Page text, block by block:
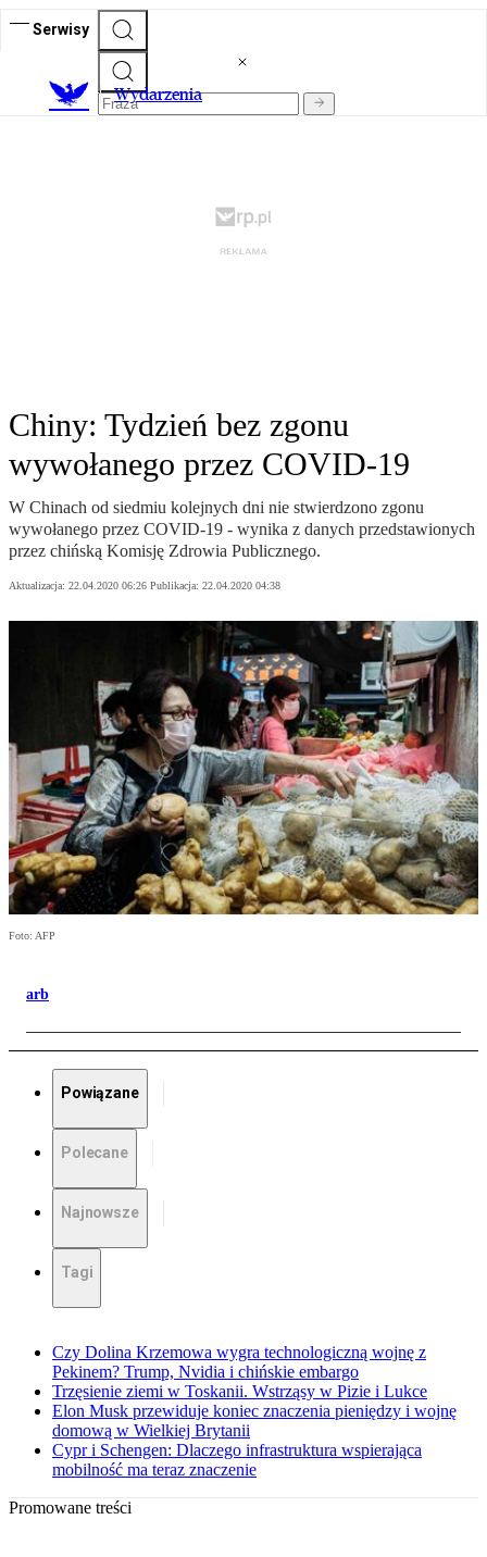
Serwisy
Wydarzenia
Chiny: Tydzień bez zgonu
wywołanego przez COVID-19
W Chinach od siedmiu kolejnych dni nie stwierdzono zgonu
wywołanego przez COVID-19 - wynika z danych przedstawionych
przez chińską Komisję Zdrowia Publicznego.
Aktualizacja: 22.04.2020 06:26 Publikacja: 22.04.2020 04:38
Foto: AFP
arb
Powiązane
Polecane
Najnowsze
Tagi
Czy Dolina Krzemowa wygra technologiczną wojnę z
Pekinem? Trump, Nvidia i chińskie embargo
Trzęsienie ziemi w Toskanii. Wstrząsy w Pizie i Lukce
Elon Musk przewiduje koniec znaczenia pieniędzy i wojnę
domową w Wielkiej Brytanii
Cypr i Schengen: Dlaczego infrastruktura wspierająca
mobilność ma teraz znaczenie
Promowane treści